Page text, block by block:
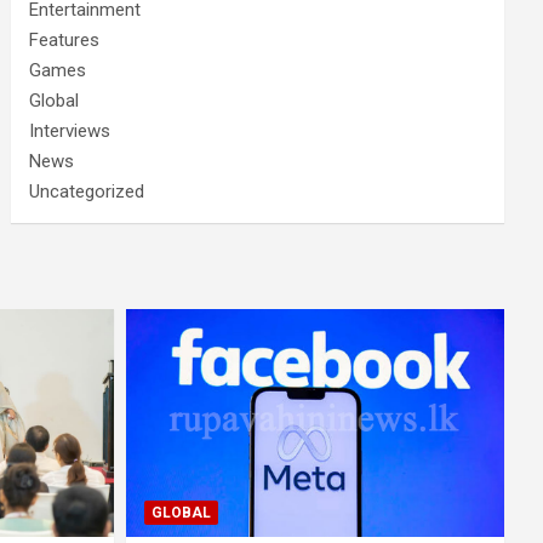
Entertainment
Features
Games
Global
Interviews
News
Uncategorized
GLOBAL